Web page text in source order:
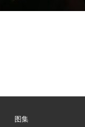
图集